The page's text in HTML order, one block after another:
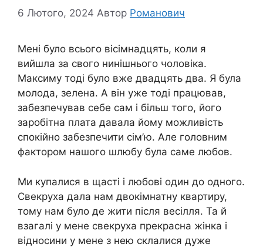
6 Лютого, 2024 Автор Романович
Мені було всього вісімнадцять, коли я
вийшла за свого нинішнього чоловіка.
Максиму тоді було вже двадцять два. Я була
молода, зелена. А він уже тоді працював,
забезпечував себе сам і більш того, його
заробітна плата давала йому можливість
спокійно забезпечити сім’ю. Але головним
фактором нашого шлюбу була саме любов.
Ми купалися в щасті і любові один до одного.
Свекруха дала нам двокімнатну квартиру,
тому нам було де жити після весілля. Та й
взагалі у мене свекруха прекрасна жінка і
відносини у мене з нею склалися дуже